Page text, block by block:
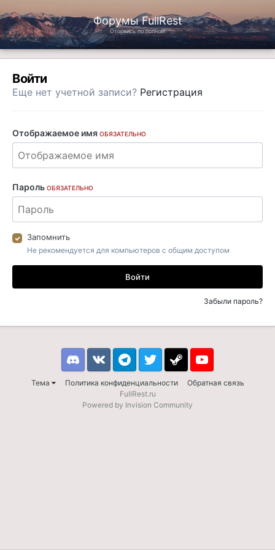
Форумы FullRest
Оторвись по полной!
Войти
Еще нет учетной записи? Регистрация
Отображаемое имя ОБЯЗАТЕЛЬНО
Пароль ОБЯЗАТЕЛЬНО
Запомнить
Не рекомендуется для компьютеров с общим доступом
Войти
Забыли пароль?
Тема Политика конфиденциальности Обратная связь
DiscordVK TelegramTwitter Steam Youtube
FullRest.ru
Powered by Invision Community